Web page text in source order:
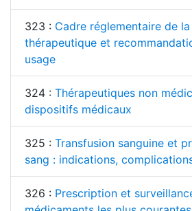
323 : Cadre réglementaire de
thérapeutique et
usage
324 : Thérapeutiques non
dispositifs médicaux
325 : Transfusion sanguine et
sang : indications,
326 : Prescription et